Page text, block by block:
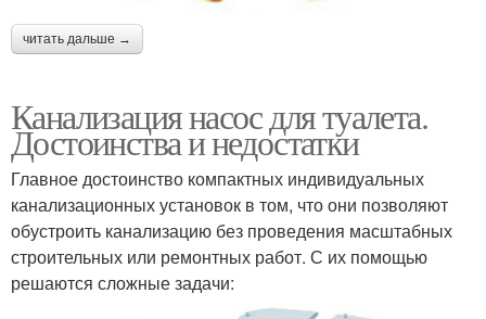
читать дальше →
Канализация насос для туалета.
Достоинства и недостатки
Главное достоинство компактных индивидуальных
канализационных установок в том, что они позволяют
обустроить канализацию без проведения масштабных
строительных или ремонтных работ. С их помощью
решаются сложные задачи: